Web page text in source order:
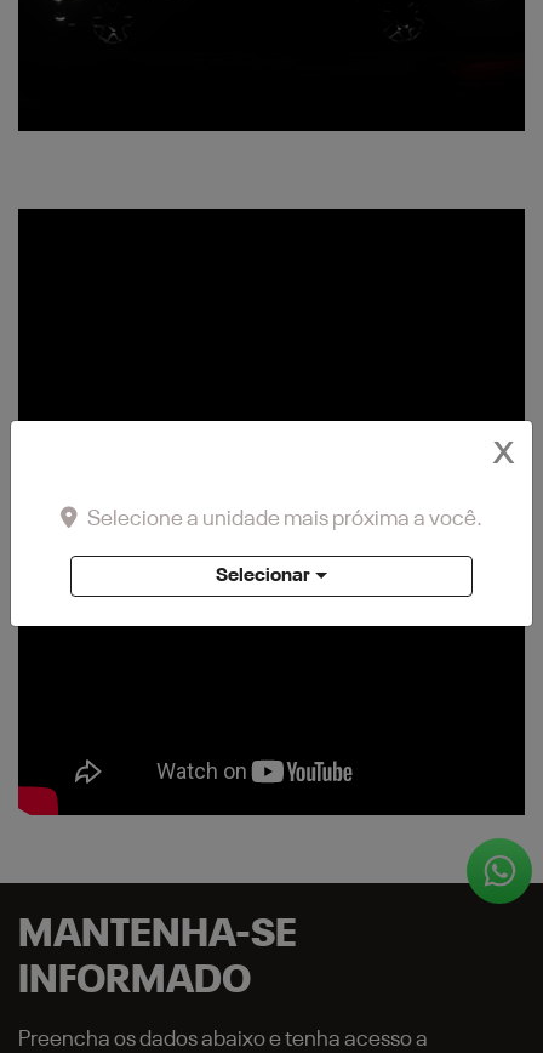
MANTENHA-SE
INFORMADO
Preencha os dados abaixo e tenha acesso a
X
Selecione a unidade mais próxima a você.
Selecionar